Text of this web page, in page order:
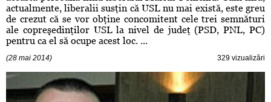
actualmente, liberalii susţin că USL nu mai există, este greu
de crezut că se vor obţine concomitent cele trei semnături
ale copreşedinţilor USL la nivel de judeţ (PSD, PNL, PC)
pentru ca el să ocupe acest loc. ...
(28 mai 2014) 329 vizualizări